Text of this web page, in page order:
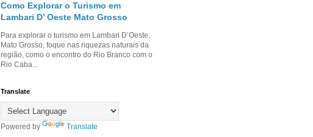
Como Explorar o Turismo em
Lambari D’ Oeste Mato Grosso
Para explorar o turismo em Lambari D’Oeste,
Mato Grosso, foque nas riquezas naturais da
região, como o encontro do Rio Branco com o
Rio Caba...
Translate
Powered by Translate